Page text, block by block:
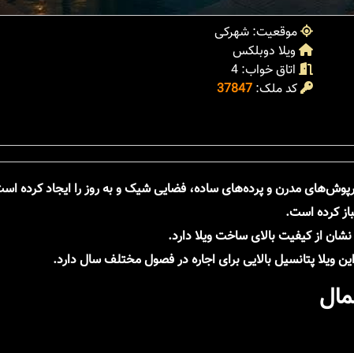
موقعیت: شهرکی
ویلا دوبلکس
اتاق خواب: 4
کد ملک: 37847
مدرن و پرده‌های ساده، فضایی شیک و به روز را ایجاد کرده
کرده است.
از کیفیت بالای ساخت ویلا دارد.
ویلا پتانسیل بالایی برای اجاره در فصول مختلف سال دارد.